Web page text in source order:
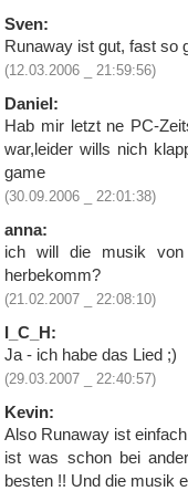
Sven:
Runaway ist gut, fast so
(12.03.2006 _ 21:59:56)
Daniel:
Hab mir letzt ne PC-
war,leider wills nich
game
(30.09.2006 _ 22:01:38)
anna:
ich will die musik
herbekomm?
(21.02.2007 _ 22:08:10)
I_C_H:
Ja - ich habe das Lied ;)
(29.03.2007 _ 22:40:57)
Kevin:
Also Runaway ist
ist was schon bei
besten !! Und die musik